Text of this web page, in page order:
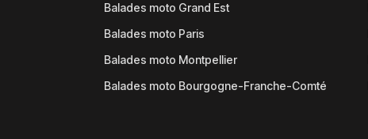
Balades moto Grand Est
Balades moto Paris
Balades moto Montpellier
Balades moto Bourgogne-Franche-Comté